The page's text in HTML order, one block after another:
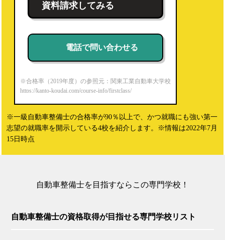
資料請求してみる
電話で問い合わせる
※合格率（2019年度）の参照元：関東工業自動車大学校
https://kanto-koudai.com/course-info/firstclass/
※一級自動車整備士の合格率が90％以上で、かつ就職にも強い第一
志望の就職率を開示している4校を紹介します。※情報は2022年7月
15日時点
自動車整備士を目指すならこの専門学校！
自動車整備士の資格取得が目指せる専門学校リスト